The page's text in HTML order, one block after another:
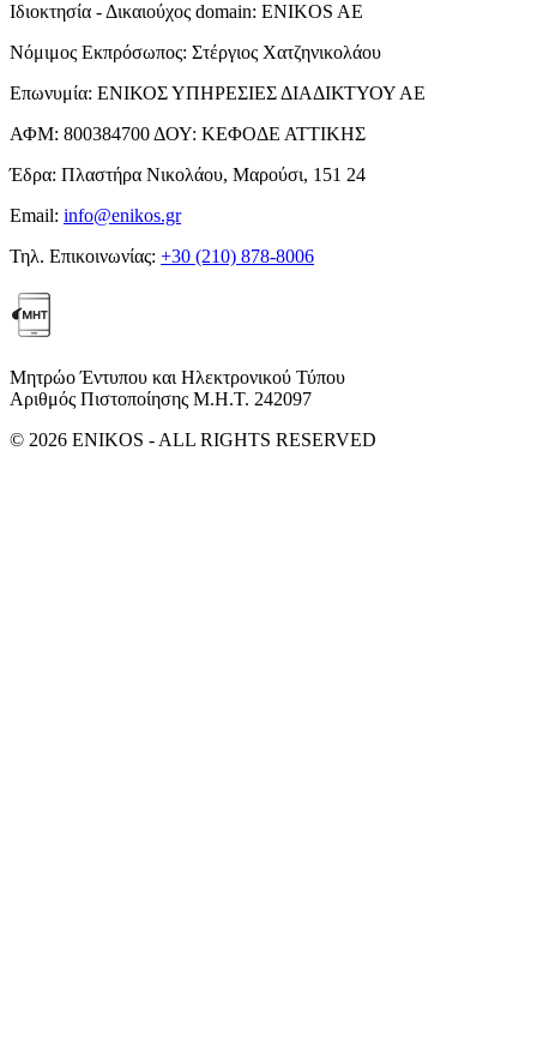
Ιδιοκτησία - Δικαιούχος domain: ENIKOS AE
Νόμιμος Εκπρόσωπος: Στέργιος Χατζηνικολάου
Επωνυμία: ΕΝΙΚΟΣ ΥΠΗΡΕΣΙΕΣ ΔΙΑΔΙΚΤΥΟΥ ΑΕ
ΑΦΜ: 800384700 ΔΟΥ: ΚΕΦΟΔΕ ΑΤΤΙΚΗΣ
Έδρα: Πλαστήρα Νικολάου, Μαρούσι, 151 24
Email: info@enikos.gr
Τηλ. Επικοινωνίας: +30 (210) 878-8006
Μητρώο Έντυπου και Ηλεκτρονικού Τύπου
Αριθμός Πιστοποίησης Μ.Η.Τ. 242097
© 2026 ENIKOS - ALL RIGHTS RESERVED